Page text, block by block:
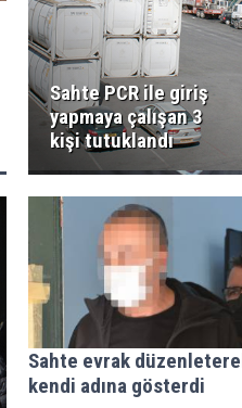
Sahte PCR ile giriş
yapmaya çalışan 3
kişi tutuklandı
Sahte evrak
kendi adına gösterdi